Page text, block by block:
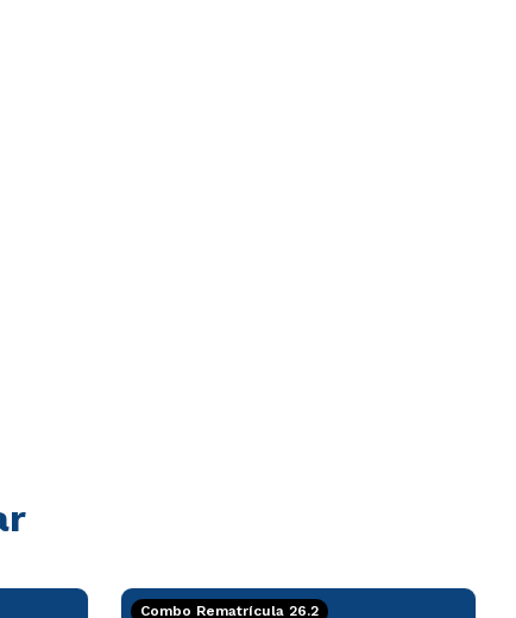
Combo Rematrícula 26.2